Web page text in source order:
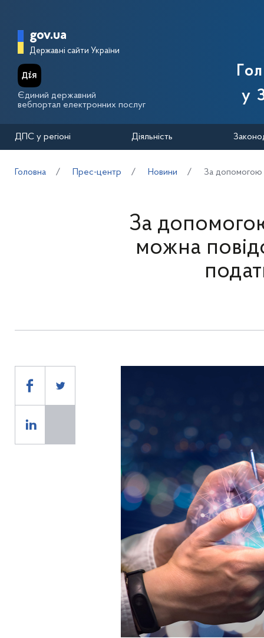
Головна сторінка Державної
gov.ua
Державні сайти України
Єдиний державний
вебпортал електронних послуг
у
ДПС у регіоні Діяльність
Головна Прес-центр Новини За допомогою
За
можна